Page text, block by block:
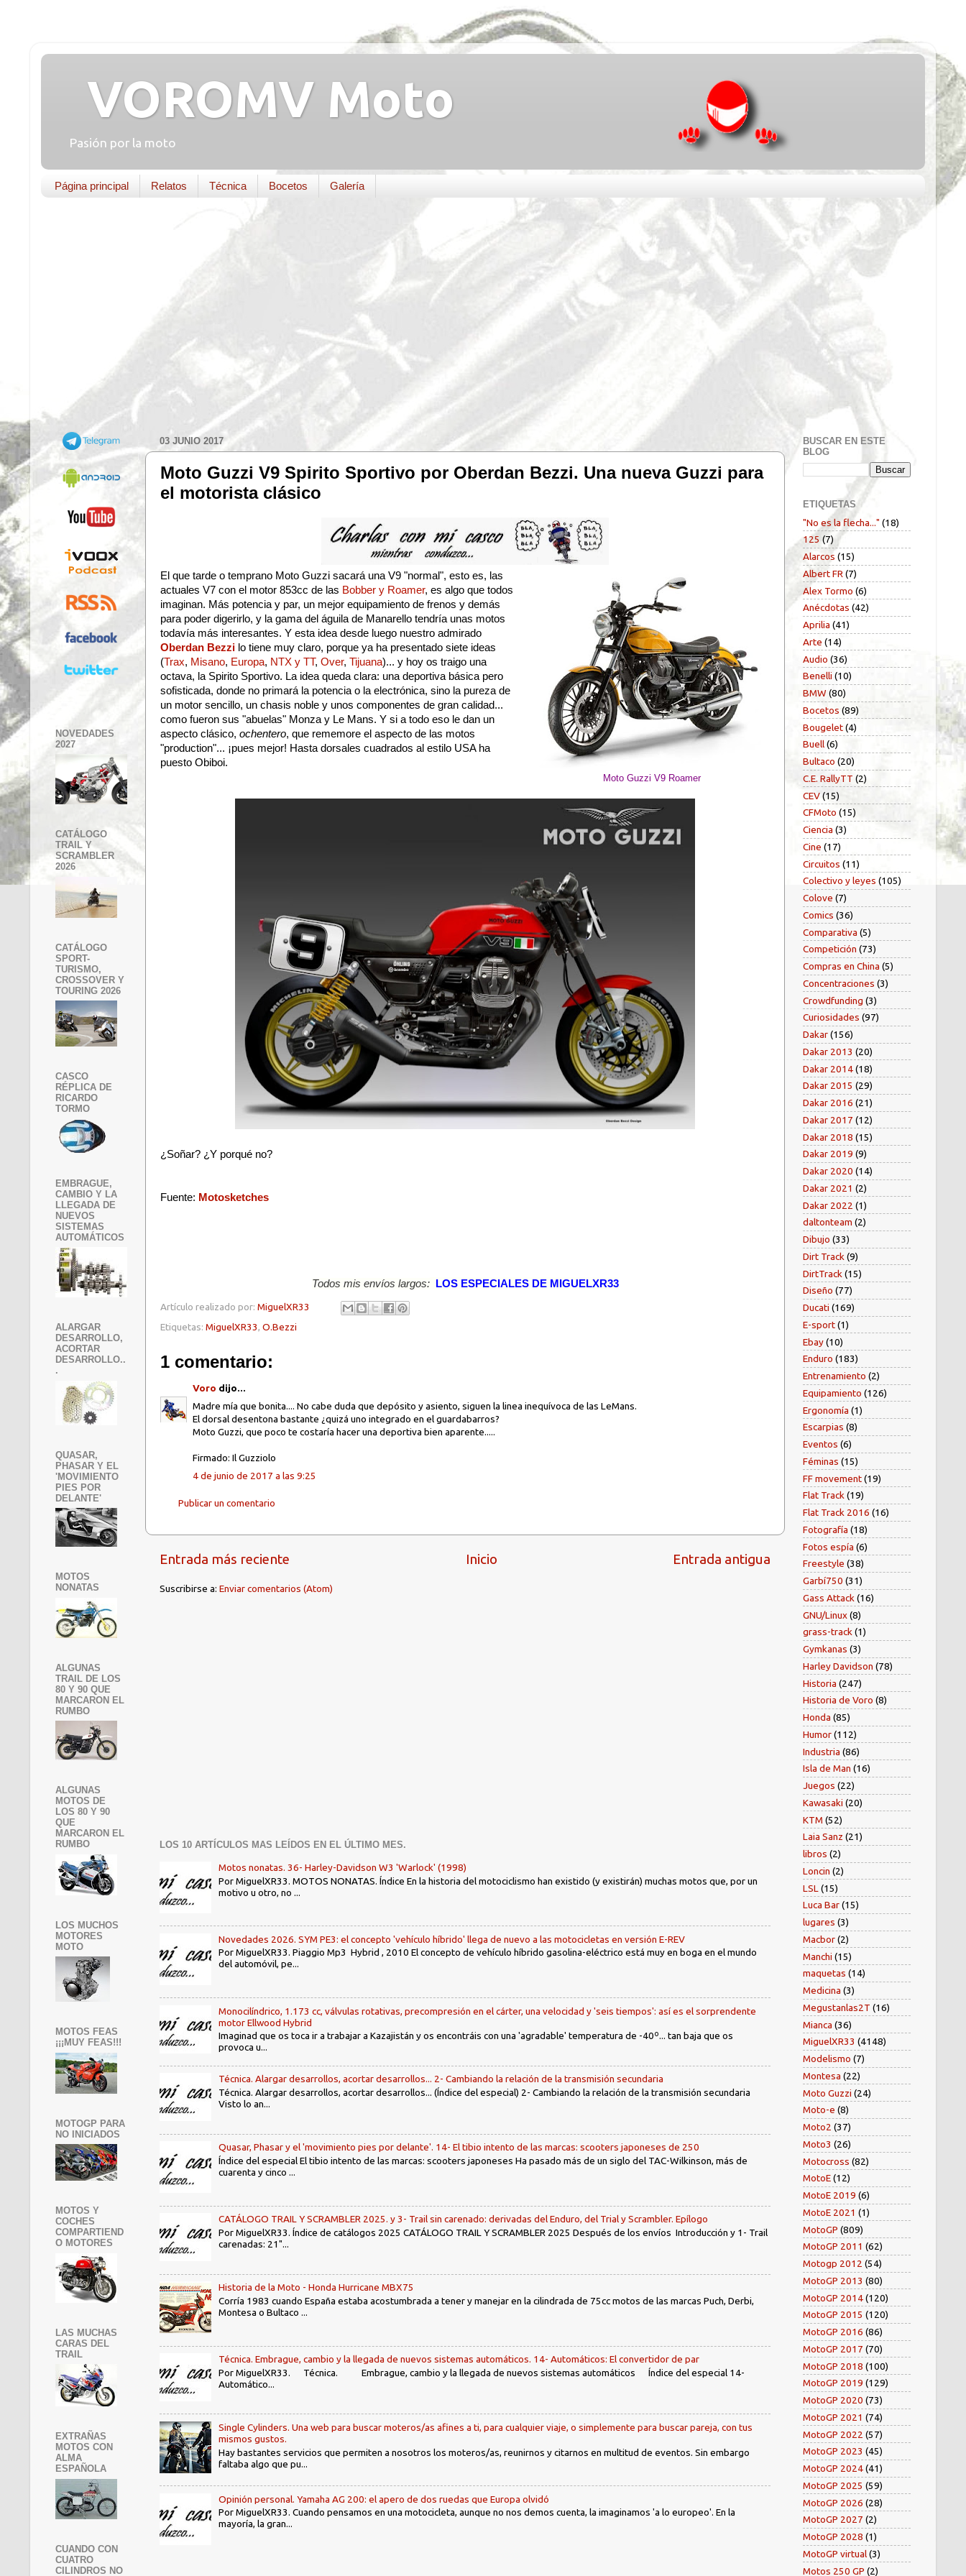
VOROMV Moto
Pasión por la moto
Página principal Relatos Técnica Bocetos Galería
03 JUNIO 2017
Moto Guzzi V9 Spirito Sportivo por Oberdan Bezzi. Una nueva Guzzi para
el motorista clásico
Moto Guzzi V9 Roamer
El que tarde o temprano Moto Guzzi sacará una V9 "normal", esto es, las
actuales V7 con el motor 853cc de las Bobber y Roamer, es algo que todos
imaginan. Más potencia y par, un mejor equipamiento de frenos y demás
para poder digerirlo, y la gama del águila de Manarello tendría unas motos
todavía más interesantes. Y esta idea desde luego nuestro admirado
Oberdan Bezzi lo tiene muy claro, porque ya ha presentado siete ideas
(Trax, Misano, Europa, NTX y TT, Over, Tijuana)... y hoy os traigo una
octava, la Spirito Sportivo. La idea queda clara: una deportiva básica pero
sofisticada, donde no primará la potencia o la electrónica, sino la pureza de
un motor sencillo, un chasis noble y unos componentes de gran calidad...
como fueron sus "abuelas" Monza y Le Mans. Y si a todo eso le dan un
aspecto clásico, ochentero, que rememore el aspecto de las motos
"production"... ¡pues mejor! Hasta dorsales cuadrados al estilo USA ha
puesto Obiboi.
¿Soñar? ¿Y porqué no?
Fuente: Motosketches
Todos mis envíos largos:
LOS ESPECIALES DE MIGUELXR33
Artículo realizado por: MiguelXR33
Etiquetas: MiguelXR33, O.Bezzi
1 comentario:
Voro dijo...
Madre mía que bonita.... No cabe duda que depósito y asiento, siguen la linea inequívoca de las LeMans.
El dorsal desentona bastante ¿quizá uno integrado en el guardabarros?
Moto Guzzi, que poco te costaría hacer una deportiva bien aparente.....
Firmado: Il Guzziolo
4 de junio de 2017 a las 9:25
Publicar un comentario
Entrada más reciente Entrada antigua
Inicio
Suscribirse a: Enviar comentarios (Atom)
LOS 10 ARTÍCULOS MAS LEÍDOS EN EL ÚLTIMO MES.
Motos nonatas. 36- Harley-Davidson W3 'Warlock' (1998)
Por MiguelXR33. MOTOS NONATAS. Índice En la historia del motociclismo han existido (y existirán) muchas motos que, por un
motivo u otro, no ...
Novedades 2026. SYM PE3: el concepto 'vehículo híbrido' llega de nuevo a las motocicletas en versión E-REV
Por MiguelXR33. Piaggio Mp3 Hybrid , 2010 El concepto de vehículo híbrido gasolina-eléctrico está muy en boga en el mundo
del automóvil, pe...
Monocilíndrico, 1.173 cc, válvulas rotativas, precompresión en el cárter, una velocidad y 'seis tiempos': así es el sorprendente
motor Ellwood Hybrid
Imaginad que os toca ir a trabajar a Kazajistán y os encontráis con una 'agradable' temperatura de -40º... tan baja que os
provoca u...
Técnica. Alargar desarrollos, acortar desarrollos... 2- Cambiando la relación de la transmisión secundaria
Técnica. Alargar desarrollos, acortar desarrollos... (Índice del especial) 2- Cambiando la relación de la transmisión secundaria
Visto lo an...
Quasar, Phasar y el 'movimiento pies por delante'. 14- El tibio intento de las marcas: scooters japoneses de 250
Índice del especial El tibio intento de las marcas: scooters japoneses Ha pasado más de un siglo del TAC-Wilkinson, más de
cuarenta y cinco ...
CATÁLOGO TRAIL Y SCRAMBLER 2025. y 3- Trail sin carenado: derivadas del Enduro, del Trial y Scrambler. Epílogo
Por MiguelXR33. Índice de catálogos 2025 CATÁLOGO TRAIL Y SCRAMBLER 2025 Después de los envíos Introducción y 1- Trail
carenadas: 21"...
Historia de la Moto - Honda Hurricane MBX75
Corría 1983 cuando España estaba acostumbrada a tener y manejar en la cilindrada de 75cc motos de las marcas Puch, Derbi,
Montesa o Bultaco ...
Técnica. Embrague, cambio y la llegada de nuevos sistemas automáticos. 14- Automáticos: El convertidor de par
Por MiguelXR33. Técnica. Embrague, cambio y la llegada de nuevos sistemas automáticos Índice del especial 14-
Automático...
Single Cylinders. Una web para buscar moteros/as afines a ti, para cualquier viaje, o simplemente para buscar pareja, con tus
mismos gustos.
Hay bastantes servicios que permiten a nosotros los moteros/as, reunirnos y citarnos en multitud de eventos. Sin embargo
faltaba algo que pu...
Opinión personal. Yamaha AG 200: el apero de dos ruedas que Europa olvidó
Por MiguelXR33. Cuando pensamos en una motocicleta, aunque no nos demos cuenta, la imaginamos 'a lo europeo'. En la
mayoría, la gran...
NOVEDADES
2027
CATÁLOGO
TRAIL Y
SCRAMBLER
2026
CATÁLOGO
SPORT-
TURISMO,
CROSSOVER Y
TOURING 2026
CASCO
RÉPLICA DE
RICARDO
TORMO
EMBRAGUE,
CAMBIO Y LA
LLEGADA DE
NUEVOS
SISTEMAS
AUTOMÁTICOS
ALARGAR
DESARROLLO,
ACORTAR
DESARROLLO..
.
QUASAR,
PHASAR Y EL
'MOVIMIENTO
PIES POR
DELANTE'
MOTOS
NONATAS
ALGUNAS
TRAIL DE LOS
80 Y 90 QUE
MARCARON EL
RUMBO
ALGUNAS
MOTOS DE
LOS 80 Y 90
QUE
MARCARON EL
RUMBO
LOS MUCHOS
MOTORES
MOTO
MOTOS FEAS
¡¡¡MUY FEAS!!!
MOTOGP PARA
NO INICIADOS
MOTOS Y
COCHES
COMPARTIEND
O MOTORES
LAS MUCHAS
CARAS DEL
TRAIL
EXTRAÑAS
MOTOS CON
ALMA
ESPAÑOLA
CUANDO CON
CUATRO
CILINDROS NO
BUSCAR EN ESTE
BLOG
ETIQUETAS
"No es la flecha..." (18)
125 (7)
Alarcos (15)
Albert FR (7)
Alex Tormo (6)
Anécdotas (42)
Aprilia (41)
Arte (14)
Audio (36)
Benelli (10)
BMW (80)
Bocetos (89)
Bougelet(4)
Buell(6)
Bultaco (20)
C.E. RallyTT (2)
CEV(15)
CFMoto (15)
Ciencia (3)
Cine (17)
Circuitos (11)
Colectivo y leyes (105)
Colove (7)
Comics (36)
Comparativa (5)
Competición (73)
Compras en China (5)
Concentraciones (3)
Crowdfunding (3)
Curiosidades (97)
Dakar(156)
Dakar 2013 (20)
Dakar 2014(18)
Dakar 2015 (29)
Dakar 2016 (21)
Dakar 2017 (12)
Dakar 2018 (15)
Dakar 2019 (9)
Dakar 2020 (14)
Dakar 2021 (2)
Dakar 2022 (1)
daltonteam (2)
Dibujo (33)
Dirt Track (9)
DirtTrack (15)
Diseño (77)
Ducati (169)
E-sport(1)
Ebay(10)
Enduro (183)
Entrenamiento (2)
Equipamiento (126)
Ergonomía (1)
Escarpias (8)
Eventos (6)
Féminas (15)
FF movement(19)
Flat Track(19)
Flat Track 2016 (16)
Fotografía (18)
Fotos espía (6)
Freestyle (38)
Garbí750 (31)
Gass Attack (16)
GNU/Linux(8)
grass-track(1)
Gymkanas (3)
Harley Davidson (78)
Historia (247)
Historia de Voro (8)
Honda (85)
Humor(112)
Industria (86)
Isla de Man (16)
Juegos (22)
Kawasaki (20)
KTM (52)
Laia Sanz (21)
libros (2)
Loncin (2)
LSL (15)
Luca Bar(15)
lugares (3)
Macbor(2)
Manchi (15)
maquetas (14)
Medicina (3)
Megustanlas2T (16)
Mianca (36)
MiguelXR33 (4148)
Modelismo (7)
Montesa (22)
Moto Guzzi (24)
Moto-e (8)
Moto2 (37)
Moto3 (26)
Motocross (82)
MotoE(12)
MotoE 2019 (6)
MotoE 2021 (1)
MotoGP (809)
MotoGP 2011 (62)
Motogp 2012 (54)
MotoGP 2013 (80)
MotoGP 2014(120)
MotoGP 2015 (120)
MotoGP 2016 (86)
MotoGP 2017 (70)
MotoGP 2018 (100)
MotoGP 2019 (129)
MotoGP 2020 (73)
MotoGP 2021 (74)
MotoGP 2022 (57)
MotoGP 2023 (45)
MotoGP 2024(41)
MotoGP 2025 (59)
MotoGP 2026 (28)
MotoGP 2027 (2)
MotoGP 2028 (1)
MotoGP virtual(3)
Motos 250 GP (2)